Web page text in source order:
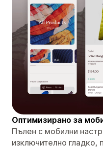
Оптимизирано за
Пълен с мобилни
изключително